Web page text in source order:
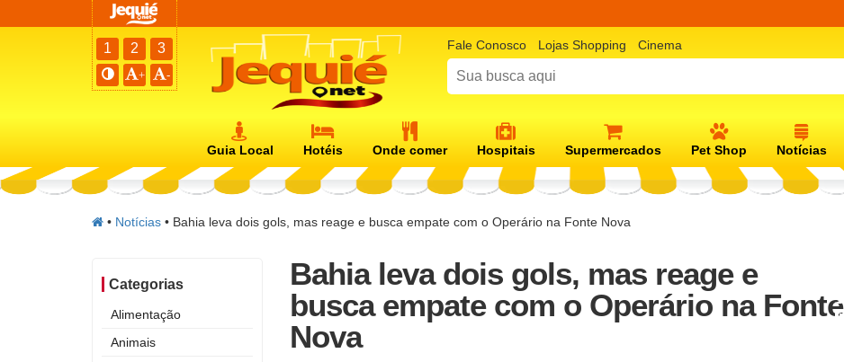
1 2 3
+ -
Fale Conosco Lojas Shopping Cinema
Guia Local Hotéis Onde comer Hospitais Supermercados Pet Shop Notícias
• Notícias • Bahia leva dois gols, mas reage e busca empate com o Operário na Fonte Nova
Bahia leva dois gols, mas reage e
busca empate com o Operário na Fonte
Nova
Categorias
Alimentação
Animais